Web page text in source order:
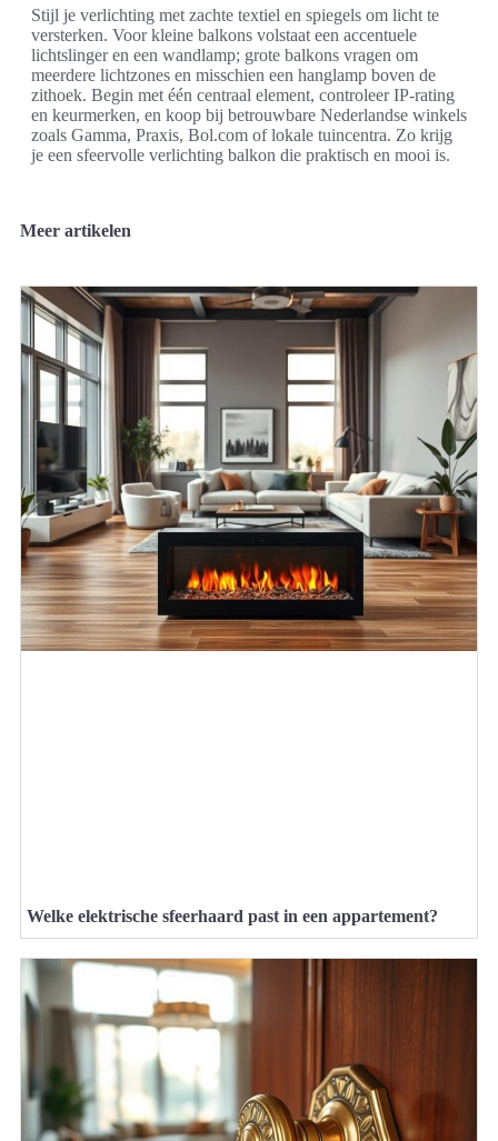
Stijl je verlichting met zachte textiel en spiegels om licht te
versterken. Voor kleine balkons volstaat een accentuele
lichtslinger en een wandlamp; grote balkons vragen om
meerdere lichtzones en misschien een hanglamp boven de
zithoek. Begin met één centraal element, controleer IP-rating
en keurmerken, en koop bij betrouwbare Nederlandse winkels
zoals Gamma, Praxis, Bol.com of lokale tuincentra. Zo krijg
je een sfeervolle verlichting balkon die praktisch en mooi is.
Meer artikelen
Welke elektrische sfeerhaard past in een appartement?